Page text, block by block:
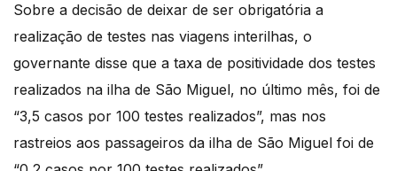
Sobre a decisão de deixar de ser obrigatória a
realização de testes nas viagens interilhas, o
governante disse que a taxa de positividade dos testes
realizados na ilha de São Miguel, no último mês, foi de
“3,5 casos por 100 testes realizados”, mas nos
rastreios aos passageiros da ilha de São Miguel foi de